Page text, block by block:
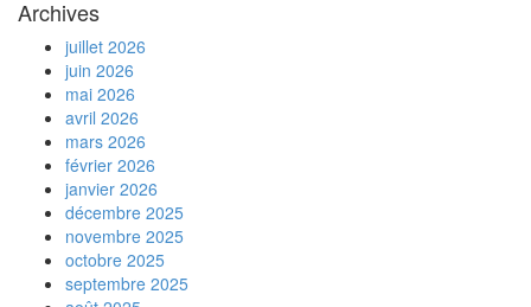
Archives
juillet 2026
juin 2026
mai 2026
avril 2026
mars 2026
février 2026
janvier 2026
décembre 2025
novembre 2025
octobre 2025
septembre 2025